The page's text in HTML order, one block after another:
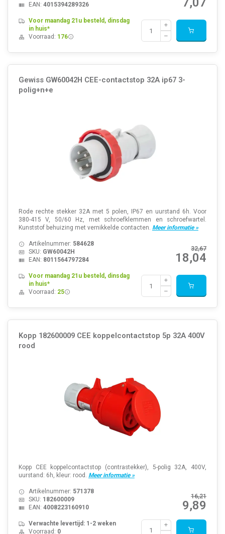
EAN: 4015394289326
Voor maandag 21u besteld, dinsdag
in huis*
Voorraad: 176
Gewiss GW60042H CEE-contactstop 32A ip67 3-
polig+n+e
Rode rechte stekker 32A met 5 polen, IP67 en uurstand 6h. Voor
380-415 V, 50/60 Hz, met schroefklemmen en schroefwartel.
Kunststof behuizing met vernikkelde contacten. Meer informatie »
32,67
18,04
Artikelnummer: 584628
SKU: GW60042H
EAN: 8011564797284
Voor maandag 21u besteld, dinsdag
in huis*
Voorraad: 25
Kopp 182600009 CEE koppelcontactstop 5p 32A 400V
rood
Kopp CEE koppelcontactstop (contrastekker), 5-polig 32A, 400V,
uurstand: 6h, kleur: rood. Meer informatie »
16,21
9,89
Artikelnummer: 571378
SKU: 182600009
EAN: 4008223160910
Verwachte levertijd: 1-2 weken
Voorraad: 0